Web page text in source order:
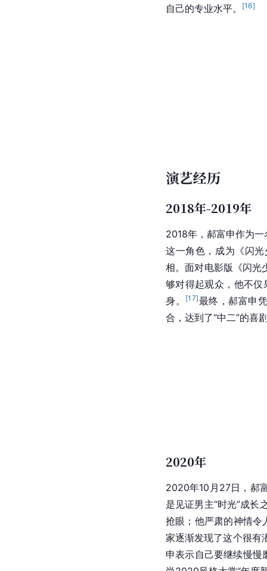
自己的专业水平。
[16]
演艺经历
2018年-2019年
2018年，郝富申作为一
这一角色，成为《闪
相。面对电影版 《闪光
够对得起观众，他不
身。
[17]最终，郝富申
合，达到了“中二”的喜
2020年
2020年10月27日，郝
是见证男主“时光”成长
抢眼；他严肃的神情令
家逐渐发现了这个很有
申表示自己要继续慢慢